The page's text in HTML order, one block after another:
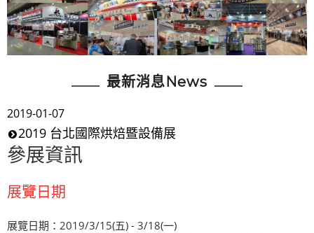
最新消息News
2019-01-07
2019 台北國際烘焙暨設備展
參展資訊
展覽日期
展覽日期：2019/3/15(五) - 3/18(一)